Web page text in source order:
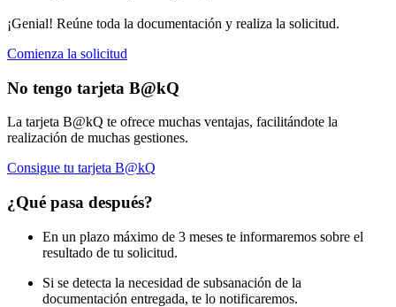
¡Genial! Reúne toda la documentación y realiza la solicitud.
Comienza la solicitud
No tengo tarjeta B@kQ
La tarjeta B@kQ te ofrece muchas ventajas, facilitándote la
realización de muchas gestiones.
Consigue tu tarjeta B@kQ
¿Qué pasa después?
En un plazo máximo de 3 meses te informaremos sobre el
resultado de tu solicitud.
Si se detecta la necesidad de subsanación de la
documentación entregada, te lo notificaremos.